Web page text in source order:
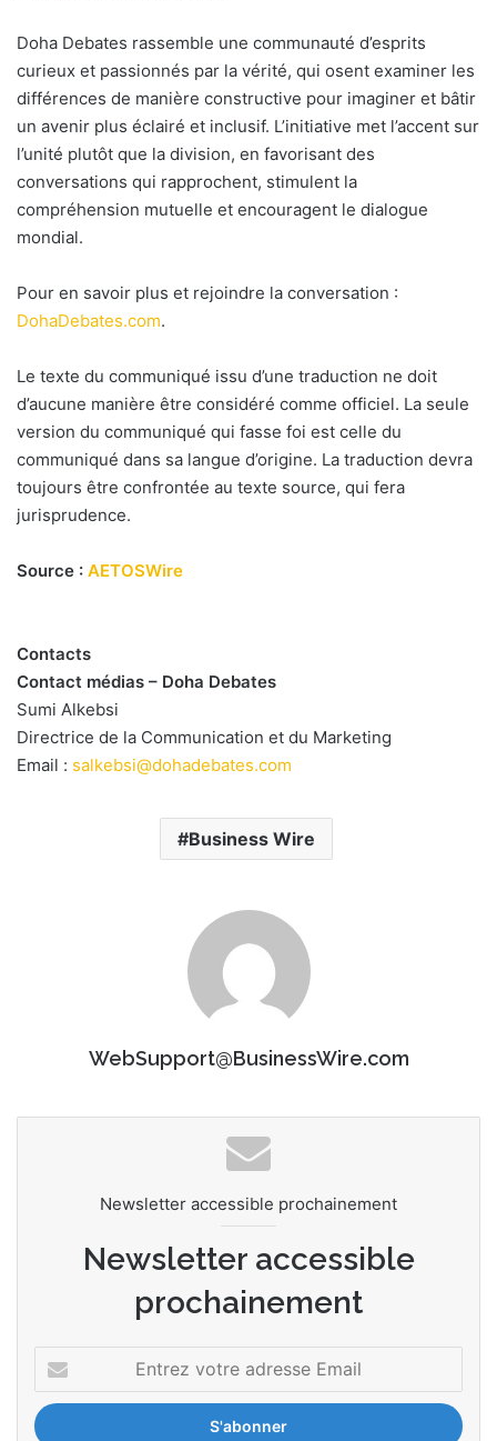
Doha Debates rassemble une communauté d’esprits
curieux et passionnés par la vérité, qui osent examiner les
différences de manière constructive pour imaginer et bâtir
un avenir plus éclairé et inclusif. L’initiative met l’accent sur
l’unité plutôt que la division, en favorisant des
conversations qui rapprochent, stimulent la
compréhension mutuelle et encouragent le dialogue
mondial.
Pour en savoir plus et rejoindre la conversation :
DohaDebates.com.
Le texte du communiqué issu d’une traduction ne doit
d’aucune manière être considéré comme officiel. La seule
version du communiqué qui fasse foi est celle du
communiqué dans sa langue d’origine. La traduction devra
toujours être confrontée au texte source, qui fera
jurisprudence.
Source : AETOSWire
Contacts
Contact médias – Doha Debates
Sumi Alkebsi
Directrice de la Communication et du Marketing
Email : salkebsi@dohadebates.com
Business Wire
WebSupport@BusinessWire.com
Newsletter accessible prochainement
Newsletter accessible
prochainement
r